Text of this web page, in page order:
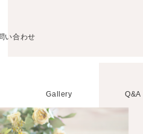
Gallery Q&A